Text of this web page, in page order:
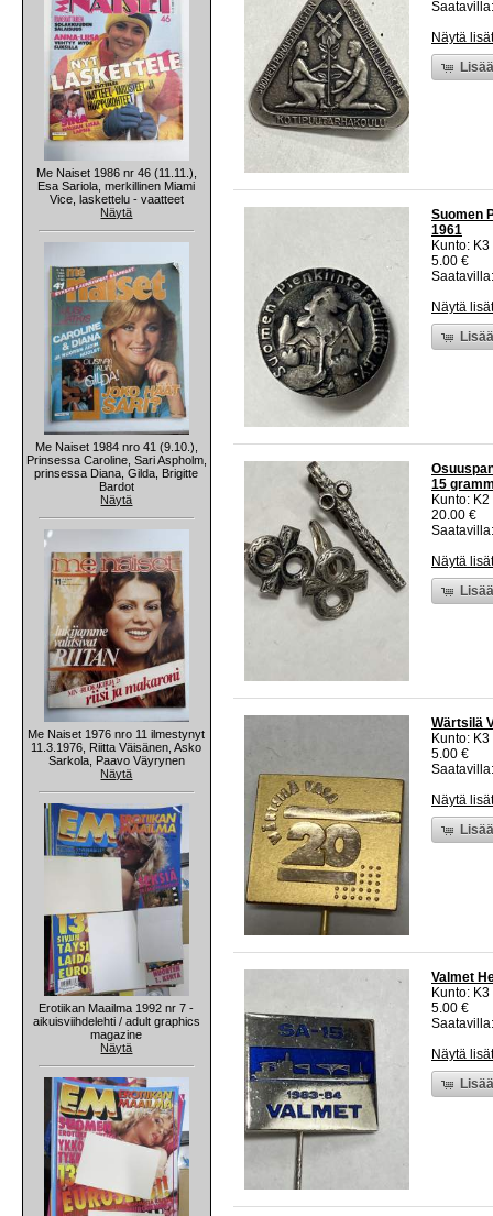
Me Naiset 1986 nr 46 (11.11.),
Esa Sariola, merkillinen Miami
Vice, laskettelu - vaatteet
Näytä
Me Naiset 1984 nro 41 (9.10.),
Prinsessa Caroline, Sari Aspholm,
prinsessa Diana, Gilda, Brigitte
Bardot
Näytä
Me Naiset 1976 nro 11 ilmestynyt
11.3.1976, Riitta Väisänen, Asko
Sarkola, Paavo Väyrynen
Näytä
Erotiikan Maailma 1992 nr 7 -
aikuisviihdelehti / adult graphics
magazine
Näytä
Näytä
Suomen
1961
Kunto:
5.00 €
Näytä
15
Kunto:
20.00 €
Näytä
Wärtsilä
Kunto:
5.00 €
Näytä
Valmet
Kunto:
5.00 €
Näytä